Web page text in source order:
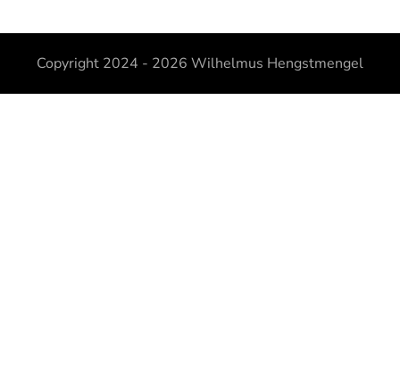
Copyright 2024 - 2026 Wilhelmus Hengstmengel